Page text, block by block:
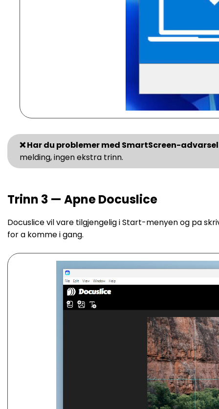
❌ Har du problemer med SmartScreen-
melding, ingen ekstra trinn.
Trinn 3 — Apne Docuslice
Docuslice vil vare tilgjengelig i Start-menyen og pa
for a komme i gang.